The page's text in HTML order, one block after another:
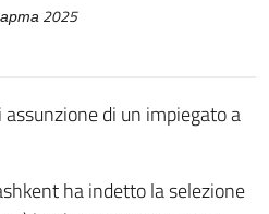
2025
di un impiegato a
ha indetto la selezione